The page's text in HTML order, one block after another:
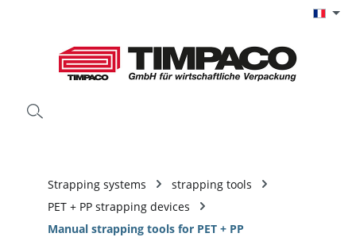
Strapping systems
strapping tools
PET + PP strapping devices
Manual strapping tools for PET + PP